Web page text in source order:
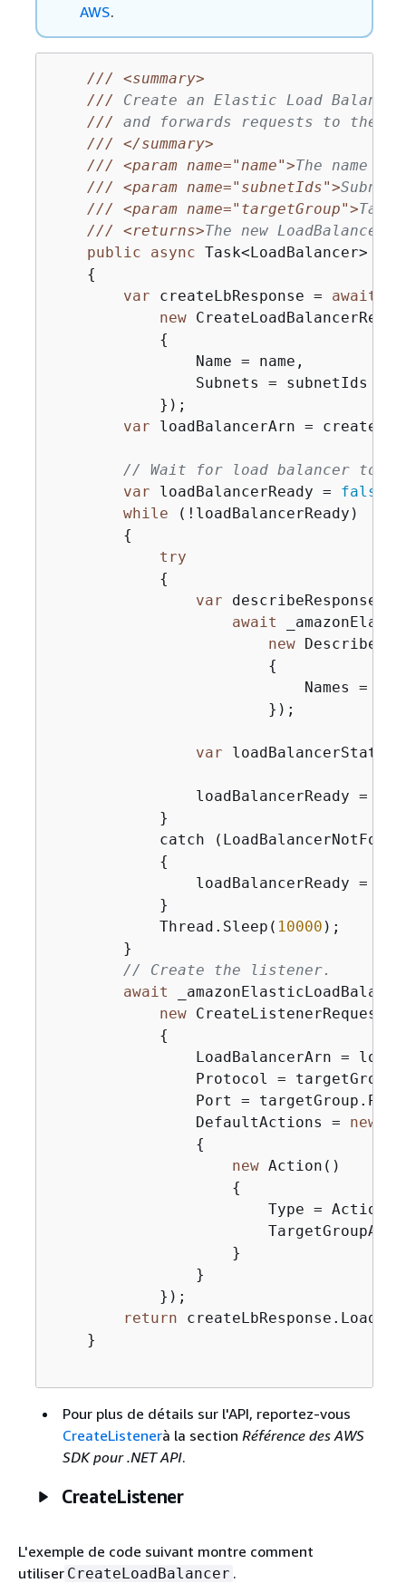
AWS.
///
<summary>
/// Create an Elastic Load
/// and forwards requests to the
///
</summary>
///
<param name="name">The name
///
<param name="subnetIds">
///
<param name="targetGroup">
///
<returns>The new LoadBalancer
public
async Task<LoadBalancer>
{
var createLbResponse = await
new
{
                Name = name,
                Subnets = subnetIds
            });
var loadBalancerArn =
// Wait for load balancer to
var loadBalancerReady = false
while (!loadBalancerReady)
{
try
{
var describeResponse =
await
new
{
                            Names =
                        });
var loadBalancerState
loadBalancerReady =
            }
catch
{
                loadBalancerReady =
            }
            Thread.Sleep(
10000 );
        }
// Create the listener.
await
new CreateListenerRequest()
{
LoadBalancerArn =
Protocol =
Port =
                DefaultActions =
new
{
new Action()
{
Type =
TargetGroupArn
                    }
                }
            });
return
    }
Pour plus de détails sur l'API, reportez-vous
CreateListenerà la section Référence des AWS
SDK pour .NET API.
CreateListener
L'exemple de code suivant montre comment
utiliser CreateLoadBalancer .